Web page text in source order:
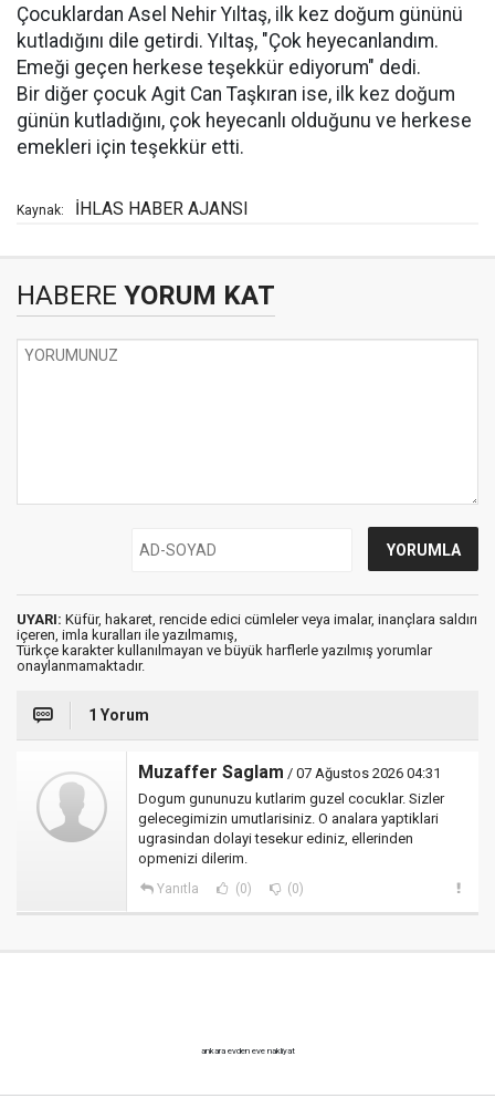
Çocuklardan Asel Nehir Yıltaş, ilk kez doğum gününü
kutladığını dile getirdi. Yıltaş, "Çok heyecanlandım.
Emeği geçen herkese teşekkür ediyorum" dedi.
Bir diğer çocuk Agit Can Taşkıran ise, ilk kez doğum
günün kutladığını, çok heyecanlı olduğunu ve herkese
emekleri için teşekkür etti.
Kaynak: İHLAS HABER AJANSI
HABERE YORUM KAT
UYARI: Küfür, hakaret, rencide edici cümleler veya imalar, inançlara saldırı
içeren, imla kuralları ile yazılmamış,
Türkçe karakter kullanılmayan ve büyük harflerle yazılmış yorumlar
onaylanmamaktadır.
1 Yorum
Muzaffer Saglam / 07 Ağustos 2026 04:31
Dogum gununuzu kutlarim guzel cocuklar. Sizler
gelecegimizin umutlarisiniz. O analara yaptiklari
ugrasindan dolayi tesekur ediniz, ellerinden
opmenizi dilerim.
Yanıtla (0) (0)
ankara evden eve nakliyat